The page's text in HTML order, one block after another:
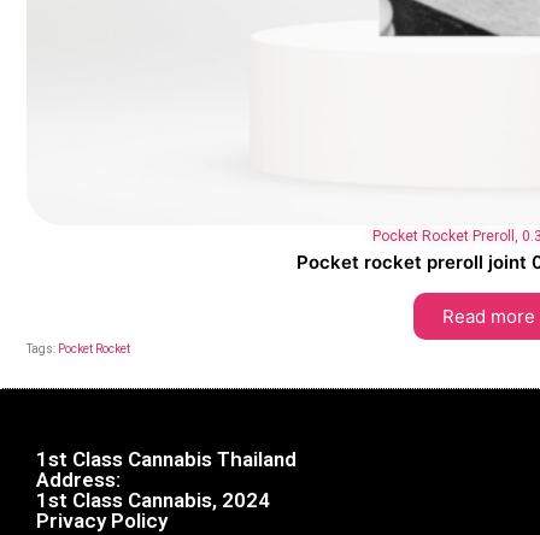
Pocket Rocket Preroll ,
Pocket rocket preroll joint
Read more
Tags: Pocket Rocket
1st Class Cannabis Thailand
Address:
1st Class Cannabis, 2024
Privacy Policy